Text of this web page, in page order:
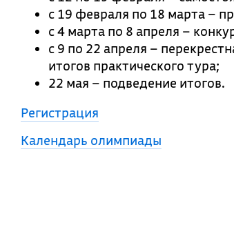
с 19 февраля по 18 марта –
с 4 марта по 8 апреля –
с 9 по 22 апреля –
итогов практического тура;
22 мая – подведение итогов.
Регистрация
Календарь олимпиады